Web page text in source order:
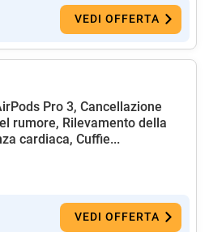
VEDI OFFERTA
Pro 3, Cancellazione
rumore, Rilevamento della
cardiaca, Cuffie...
VEDI OFFERTA